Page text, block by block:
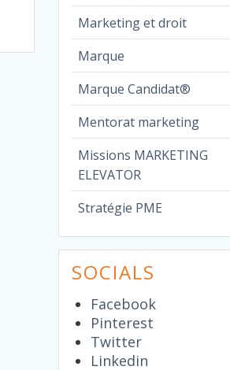
Marketing et droit
Marque
Marque Candidat®
Mentorat marketing
Missions MARKETING
ELEVATOR
Stratégie PME
SOCIALS
Facebook
Pinterest
Twitter
Linkedin